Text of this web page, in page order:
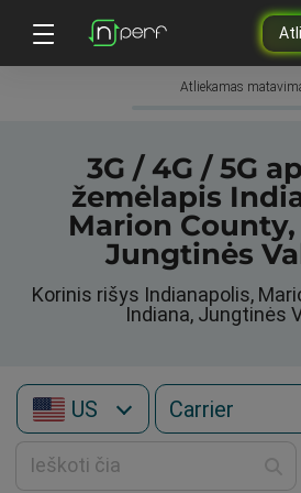
Atliekamas
3G / 4G / 5G
žemėlapis
Marion
Jungtinės
Korinis rišys Indianapolis,
Indiana, Jungtinės
US